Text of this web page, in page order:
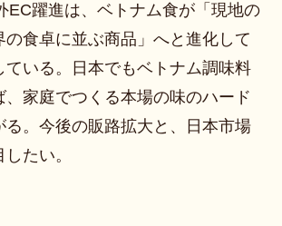
EC躍進は、ベトナム食が「現地の
の食卓に並ぶ商品」へと進化して
ている。日本でもベトナム調味料
、家庭でつくる本場の味のハード
る。今後の販路拡大と、日本市場
たい。